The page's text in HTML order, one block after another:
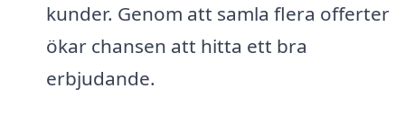
kunder. Genom att samla flera offerter
ökar chansen att hitta ett bra
erbjudande.